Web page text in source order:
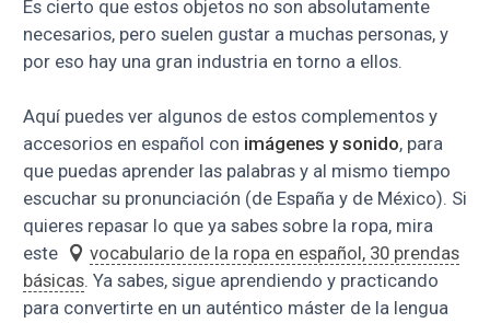
Es cierto que estos objetos no son absolutamente
necesarios, pero suelen gustar a muchas personas, y
por eso hay una gran industria en torno a ellos.
Aquí puedes ver algunos de estos complementos y
accesorios en español con imágenes y sonido, para
que puedas aprender las palabras y al mismo tiempo
escuchar su pronunciación (de España y de México). Si
quieres repasar lo que ya sabes sobre la ropa, mira
este
vocabulario de la ropa en español, 30 prendas
básicas. Ya sabes, sigue aprendiendo y practicando
para convertirte en un auténtico máster de la lengua